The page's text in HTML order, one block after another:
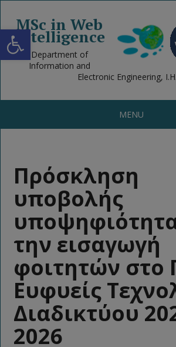
Open toolbarMSc in Web
Intelligence
Department of
Information and
Electronic Engineering,
MENU
Πρόσκληση
υποβολής
την εισαγωγή
φοιτητών στο
Ευφυείς
Διαδικτύου
2026